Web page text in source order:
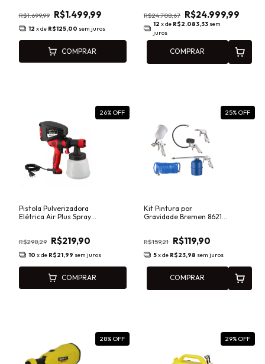
R$1.699,99 R$1.499,99
12 x de R$125,00 sem juros
COMPRAR
R$24.708,67 R$24.999,99
12 x de R$2.083,33 sem
juros
COMPRAR
26% OFF
Pistola Pulverizadora
Elétrica Air Plus Spray
R$298,29 R$219,90
10 x de R$21,99 sem juros
COMPRAR
25% OFF
Kit Pintura por
Gravidade Bremen 8621
Manutenção
R$159,21 R$119,90
5x de R$23,98 sem juros
COMPRAR
28% OFF 29% OFF